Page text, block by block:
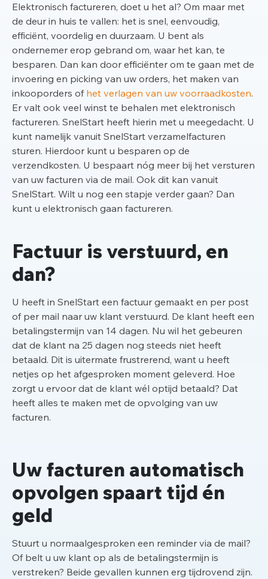
Elektronisch factureren, doet u het al? Om maar met
de deur in huis te vallen: het is snel, eenvoudig,
efficiënt, voordelig en duurzaam. U bent als
ondernemer erop gebrand om, waar het kan, te
besparen. Dan kan door efficiënter om te gaan met de
invoering en picking van uw orders, het maken van
inkooporders of het verlagen van uw voorraadkosten.
Er valt ook veel winst te behalen met elektronisch
factureren. SnelStart heeft hierin met u meegedacht. U
kunt namelijk vanuit SnelStart verzamelfacturen
sturen. Hierdoor kunt u besparen op de
verzendkosten. U bespaart nóg meer bij het versturen
van uw facturen via de mail. Ook dit kan vanuit
SnelStart. Wilt u nog een stapje verder gaan? Dan
kunt u elektronisch gaan factureren.
Factuur is verstuurd, en
dan?
U heeft in SnelStart een factuur gemaakt en per post
of per mail naar uw klant verstuurd. De klant heeft een
betalingstermijn van 14 dagen. Nu wil het gebeuren
dat de klant na 25 dagen nog steeds niet heeft
betaald. Dit is uitermate frustrerend, want u heeft
netjes op het afgesproken moment geleverd. Hoe
zorgt u ervoor dat de klant wél optijd betaald? Dat
heeft alles te maken met de opvolging van uw
facturen.
Uw facturen automatisch
opvolgen spaart tijd én
geld
Stuurt u normaalgesproken een reminder via de mail?
Of belt u uw klant op als de betalingstermijn is
verstreken? Beide gevallen kunnen erg tijdrovend zijn.